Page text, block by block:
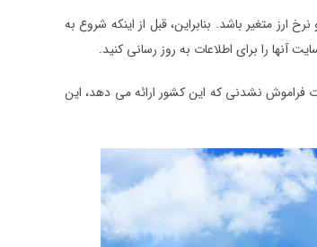
متغیر باشد. بنابراین، قبل از اینکه شروع به
آنها را برای اطلاعات به روز رسانی کنید.
فراموش نشدنی که این کشور ارائه می دهد، این